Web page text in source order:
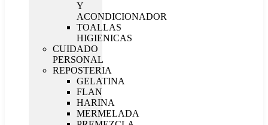
Y
ACONDICIONADOR
TOALLAS
HIGIENICAS
CUIDADO
PERSONAL
REPOSTERIA
GELATINA
FLAN
HARINA
MERMELADA